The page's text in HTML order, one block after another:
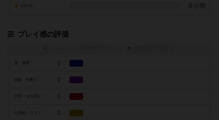
- 非公開
プレイ感の評価
※
0
戦略・判断力 0
0
0